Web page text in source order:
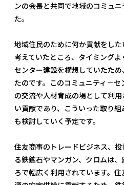
ンの会長と共同で地域のコミュ
た。
地域住民のために何か貢献をし
考えていたところ、タイミング
センター建設を構想していたた
たのです。このコミュニティ－
の交流や人材育成の場として利
い貢献であり、こういった取り
も検討していく予定です。
住友商事のトレードビジネス、
る鉄鉱石やマンガン、クロムは
ろで幅広く利用されています。